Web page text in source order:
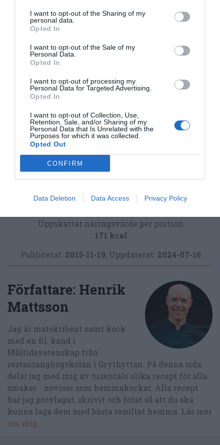
I want to opt-out of the Sharing of my
personal data.
Opted In
I want to opt-out of the Sale of my
Personal Data.
Opted In
I want to opt-out of processing my
Personal Data for Targeted Advertising.
Opted In
I want to opt-out of Collection, Use,
Retention, Sale, and/or Sharing of my
Personal Data that Is Unrelated with the
Purposes for which it was collected.
Opted Out
CONFIRM
Data Deletion Data Access Privacy Policy
Fest
Avancerat Italiensk mat
Vegetariskt
Kall mat
Grundrecept
E-mail
Medel:3.7 136 röster)
Uppskattat näringsvärde per portion:
171 kcal
Publicerat: 2015-11-19, Uppdaterat: 2024-07-16
Författare: Henrik
Mattsson
Jag är matskribent samt kock
med en fil. kand i
Måltidsvetenskap från
restauranghögskolan i Grythyttan. På denna sida
delar jag med mig av tusentals olika recept för alla
smaker - noviser som hemmakockar. Alla recept
har jag provlagat, skrivit och fotat så att du ska
kunna laga dem med bästa resultat hemma. Läs mer
om mig